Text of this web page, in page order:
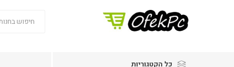
כל הקטגוריות